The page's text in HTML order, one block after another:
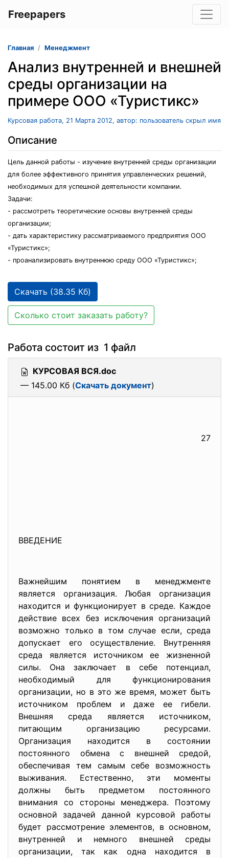
Freepapers
Главная Менеджмент
Анализ внутренней и внешней
среды организации на
примере ООО «Туристикс»
Курсовая работа, 21 Марта 2012, автор: пользователь скрыл имя
Описание
Цель данной работы - изучение внутренней среды организации
для более эффективного принятия управленческих решений,
необходимых для успешной деятельности компании.
Задачи:
- рассмотреть теоретические основы внутренней среды
организации;
- дать характеристику рассматриваемого предприятия ООО
«Туристикс»;
- проанализировать внутреннюю среду ООО «Туристикс»;
Скачать (38.35 Кб)
Сколько стоит заказать работу?
Работа состоит из 1 файл
КУРСОВАЯ ВСЯ.doc
— 145.00 Кб (Скачать документ)
27
ВВЕДЕНИЕ
Важнейшим понятием в менеджменте
является организация. Любая организация
находится и функционирует в среде. Каждое
действие всех без исключения организаций
возможно только в том случае если, среда
допускает его осуществление. Внутренняя
среда является источником ее жизненной
силы. Она заключает в себе потенциал,
необходимый для функционирования
организации, но в это же время, может быть
источником проблем и даже ее гибели.
Внешняя среда является источником,
питающим организацию ресурсами.
Организация находится в состоянии
постоянного обмена с внешней средой,
обеспечивая тем самым себе возможность
выживания. Естественно, эти моменты
должны быть предметом постоянного
внимания со стороны менеджера. Поэтому
основной задачей данной курсовой работы
будет рассмотрение элементов, в основном,
внутренней и немного внешней среды
организации, так как одна находится в